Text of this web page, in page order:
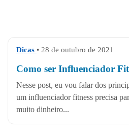
Dicas • 28 de outubro de 2021
Como ser Influenciador
Nesse post, eu vou falar dos
um influenciador fitness precisa
muito dinheiro...